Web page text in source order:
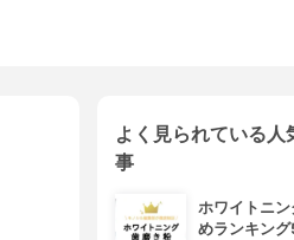
よく見られている人
事
ホワイトニ
めランキン